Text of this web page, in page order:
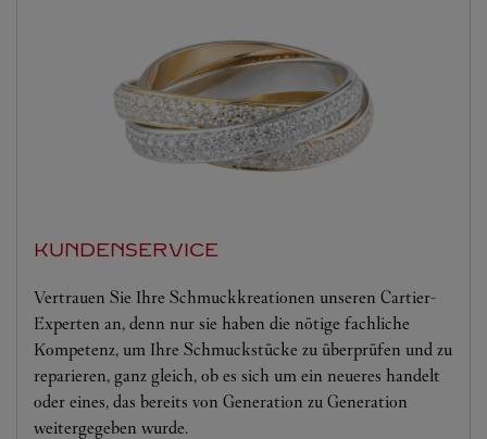
KUNDENSERVICE
Vertrauen Sie Ihre Schmuckkreationen unseren Cartier-
Experten an, denn nur sie haben die nötige fachliche
Kompetenz, um Ihre Schmuckstücke zu überprüfen und zu
reparieren, ganz gleich, ob es sich um ein neueres handelt
oder eines, das bereits von Generation zu Generation
weitergegeben wurde.